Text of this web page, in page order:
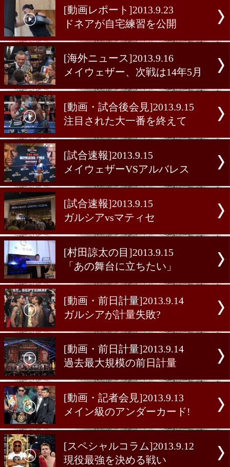
「私は負けない」とアブリ
[海外ニュース]2013.9.25
モレノが興毅側の要望受諾
[動画レポート]2013.9.23
ドネアが自宅練習を公開
[海外ニュース]2013.9.16
[動画・試合後会見
注目された大一番を終えて
メイウェザーVSアルバレス
ガルシアvsマティセ
[村田諒太の目]2013.9.15
「あの舞台に立ちたい」
[動画・前日計量]2013.9.14